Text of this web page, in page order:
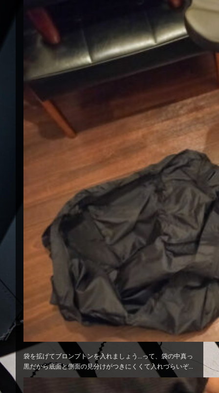
袋を拡げてブロンプトンを入れましょう…って、袋の中真っ
黒だから底面と側面の見分けがつきにくくて入れづらいぞ…